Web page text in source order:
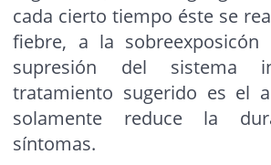
cada cierto tiempo éste se
fiebre, a la
supresión del sistema
tratamiento sugerido es el
solamente reduce la
síntomas.